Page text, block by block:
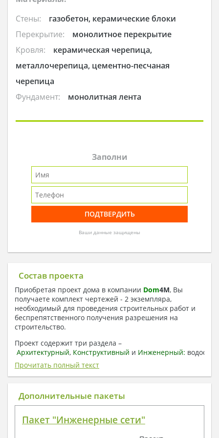
Стены:
газобетон, керамические блоки
Перекрытие:
монолитное перекрытие
Кровля:
керамическая черепица,
металлочерепица, цементно-песчаная
черепица
Фундамент:
монолитная лента
Заполни
Ваши данные защищены
Состав проекта
Приобретая проект дома в компании Dom4M, Вы
получаете комплект чертежей - 2 экземпляра,
необходимый для проведения строительных работ и
беспрепятственного получения разрешения на
строительство.
Проект содержит три раздела –
Архитектурный, Конструктивный и Инженерный:
отопление, вентиляция, канализация,
электроснабжение (приобретается за дополнительную
плату) + Пояснительная записка.
1. Архитектурный раздел:
План координационных осей
Прочитать полный текст
Дополнительные пакеты
Пакет "Инженерные сети"